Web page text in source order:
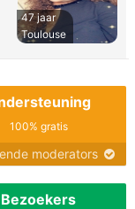
47 jaar
Toulouse
100% gratis
moderators
Bezoekers